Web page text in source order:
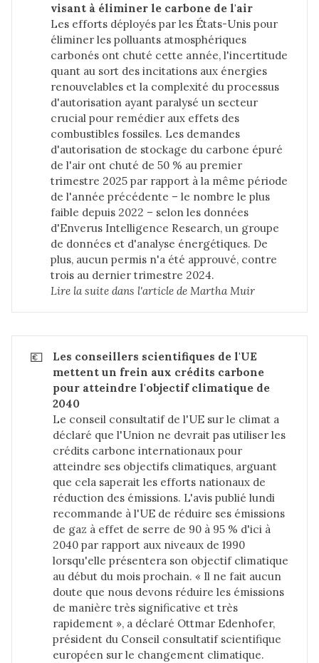
visant à éliminer le carbone de l'air
Les efforts déployés par les États-Unis pour
éliminer les polluants atmosphériques
carbonés ont chuté cette année, l'incertitude
quant au sort des incitations aux énergies
renouvelables et la complexité du processus
d'autorisation ayant paralysé un secteur
crucial pour remédier aux effets des
combustibles fossiles. Les demandes
d'autorisation de stockage du carbone épuré
de l'air ont chuté de 50 % au premier
trimestre 2025 par rapport à la même période
de l'année précédente – le nombre le plus
faible depuis 2022 – selon les données
d'Enverus Intelligence Research, un groupe
de données et d'analyse énergétiques. De
plus, aucun permis n'a été approuvé, contre
trois au dernier trimestre 2024.
Lire la suite dans l'article de Martha Muir
💶
Les conseillers scientifiques de l'UE
mettent un frein aux crédits carbone
pour atteindre l'objectif climatique de
2040
Le conseil consultatif de l'UE sur le climat a
déclaré que l'Union ne devrait pas utiliser les
crédits carbone internationaux pour
atteindre ses objectifs climatiques, arguant
que cela saperait les efforts nationaux de
réduction des émissions. L'avis publié lundi
recommande à l'UE de réduire ses émissions
de gaz à effet de serre de 90 à 95 % d'ici à
2040 par rapport aux niveaux de 1990
lorsqu'elle présentera son objectif climatique
au début du mois prochain. « Il ne fait aucun
doute que nous devons réduire les émissions
de manière très significative et très
rapidement », a déclaré Ottmar Edenhofer,
président du Conseil consultatif scientifique
européen sur le changement climatique.